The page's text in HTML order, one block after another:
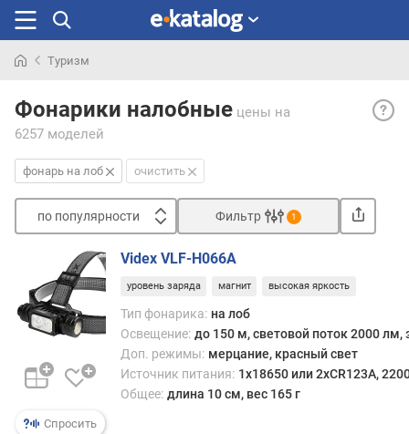
раньше
Туризм
Фонарики налобные цены на
6257 моделей
на
на
на
и
при
фонарь на лоб очистить
по популярности
о
п
о
у
л
р
Фильтр 1
Спросить
Videx VLF-H066A
уровень заряда магнит высокая яркость
Тип фонарика: на лоб
Освещение: до 150 м, световой поток 2000 лм,
Доп. режимы: мерцание, красный свет
Источник питания: 1x18650 или 2xCR123A,
Общее: длина 10 см, вес 165 г